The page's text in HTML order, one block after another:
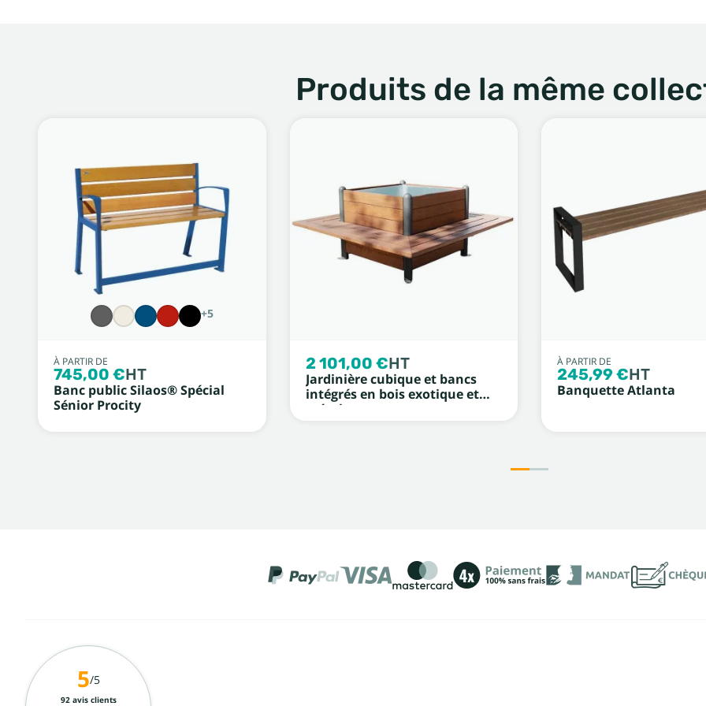
Produits de la même
+5
À PARTIR DE
745,00 €HT
Banc public Silaos® Spécial
Sénior Procity
2 101,00 €HT
Jardinière cubique et bancs
intégrés en bois exotique et
métal
À PARTIR DE
245,99 €HT
Banquette Atlanta
5/5
92 avis clients